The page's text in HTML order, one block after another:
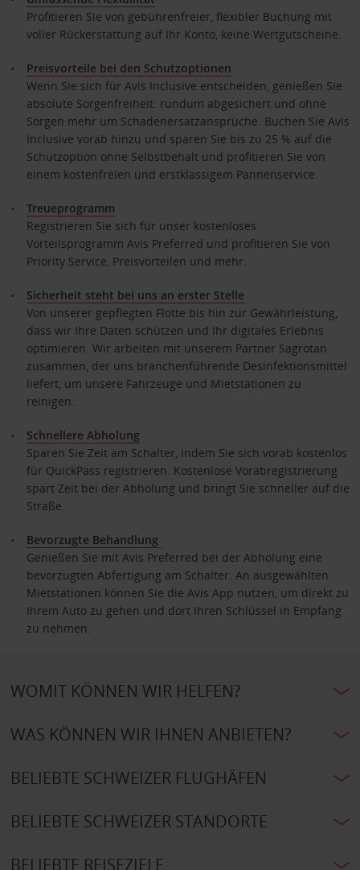
Profitieren Sie von gebührenfreier, flexibler Buchung mit
voller Rückerstattung auf Ihr Konto, keine Wertgutscheine.
Preisvorteile bei den Schutzoptionen
Wenn Sie sich für Avis Inclusive entscheiden, genießen Sie
absolute Sorgenfreiheit: rundum abgesichert und ohne
Sorgen mehr um Schadenersatzansprüche. Buchen Sie Avis
Inclusive vorab hinzu und sparen Sie bis zu 25 % auf die
Schutzoption ohne Selbstbehalt und profitieren Sie von
einem kostenfreien und erstklassigem Pannenservice.
Treueprogramm
Registrieren Sie sich für unser kostenloses
Vorteilsprogramm Avis Preferred und profitieren Sie von
Priority Service, Preisvorteilen und mehr.
Sicherheit steht bei uns an erster Stelle
Von unserer gepflegten Flotte bis hin zur Gewährleistung,
dass wir Ihre Daten schützen und Ihr digitales Erlebnis
optimieren. Wir arbeiten mit unserem Partner Sagrotan
zusammen, der uns branchenführende Desinfektionsmittel
liefert, um unsere Fahrzeuge und Mietstationen zu
reinigen.
Schnellere Abholung
Sparen Sie Zeit am Schalter, indem Sie sich vorab kostenlos
für QuickPass registrieren. Kostenlose Vorabregistrierung
spart Zeit bei der Abholung und bringt Sie schneller auf die
Straße.
Bevorzugte Behandlung
Genießen Sie mit Avis Preferred bei der Abholung eine
bevorzugten Abfertigung am Schalter. An ausgewählten
Mietstationen können Sie die Avis App nutzen, um direkt zu
Ihrem Auto zu gehen und dort Ihren Schlüssel in Empfang
zu nehmen.
WOMIT KÖNNEN WIR HELFEN?
WAS KÖNNEN WIR IHNEN ANBIETEN?
BELIEBTE SCHWEIZER FLUGHÄFEN
BELIEBTE SCHWEIZER STANDORTE
BELIEBTE REISEZIELE